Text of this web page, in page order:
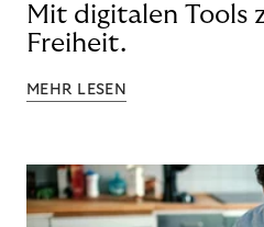
Mit digitalen Tools
Freiheit.
MEHR LESEN